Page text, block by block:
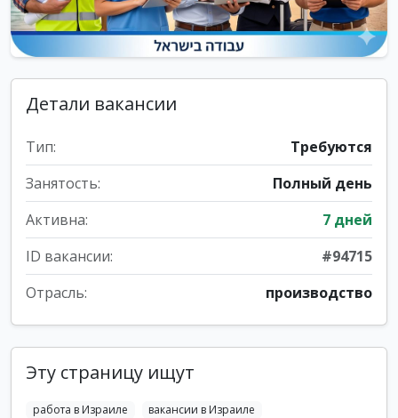
Детали вакансии
Тип:
Требуются
Занятость:
Полный день
Активна:
7 дней
ID вакансии:
#94715
Отрасль:
производство
Эту страницу ищут
работа в Израиле
вакансии в Израиле